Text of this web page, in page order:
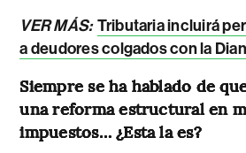
VER MÁS:Tributaria incluirá
a deudores colgados con la Dian
Siempre se ha hablado de
una reforma estructural en
impuestos… ¿Esta la es?